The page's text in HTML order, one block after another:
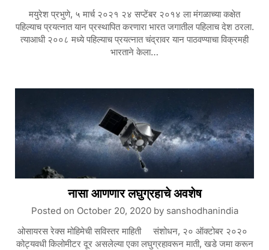
मयुरेश प्रभुणे, ५ मार्च २०२१ २४ सप्टेंबर २०१४ ला मंगळाच्या कक्षेत
पहिल्याच प्रयत्नात यान प्रस्थापित करणारा भारत जगातील पहिलाच देश ठरला.
त्याआधी २००८ मध्ये पहिल्याच प्रयत्नात चंद्रावर यान पाठवण्याचा विक्रमही
भारताने केला…
नासा आणणार लघुग्रहाचे अवशेष
Posted on October 20, 2020by sanshodhanindia
ओसायरस रेक्स मोहिमेची सविस्तर माहिती संशोधन, २० ऑक्टोबर २०२०
कोट्यवधी किलोमीटर दूर असलेल्या एका लघुग्रहावरून माती, खडे जमा करून